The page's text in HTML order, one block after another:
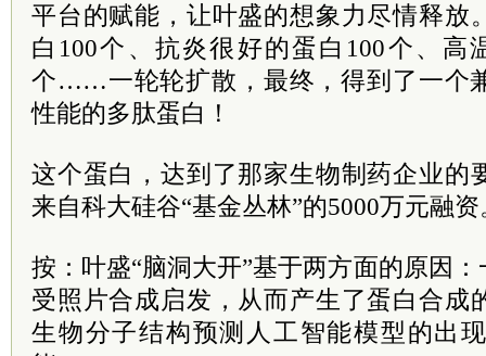
平台的赋能，让叶盛的想象力尽情释放
白100个、抗炎很好的蛋白100个、高
个……一轮轮扩散，最终，得到了一个
性能的多肽蛋白！
这个蛋白，达到了那家生物制药企业的
来自科大硅谷“基金丛林”的5000万元融资
按：叶盛“脑洞大开”基于两方面的原因
受照片合成启发，从而产生了蛋白合成
生物分子结构预测人工智能模型的出